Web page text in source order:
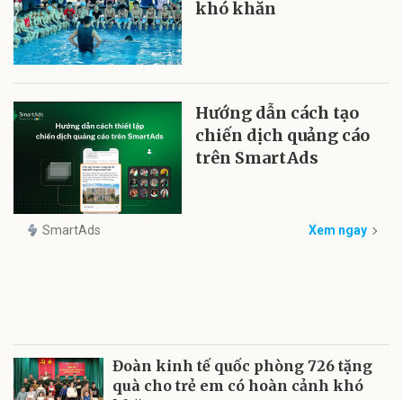
khó khăn
Hướng dẫn cách tạo
chiến dịch quảng cáo
trên SmartAds
SmartAds Xem ngay
Đoàn kinh tế quốc phòng 726 tặng
quà cho trẻ em có hoàn cảnh khó